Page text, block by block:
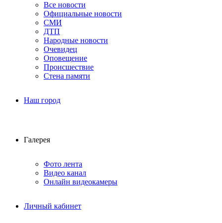
Все новости
Официальные новости
СМИ
ДТП
Народные новости
Очевидец
Оповещение
Происшествие
Стена памяти
Наш город
Галерея
Фото лента
Видео канал
Онлайн видеокамеры
Личный кабинет